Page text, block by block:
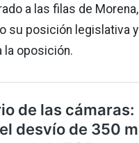
a las filas de Morena,
su posición legislativa y
la oposición.